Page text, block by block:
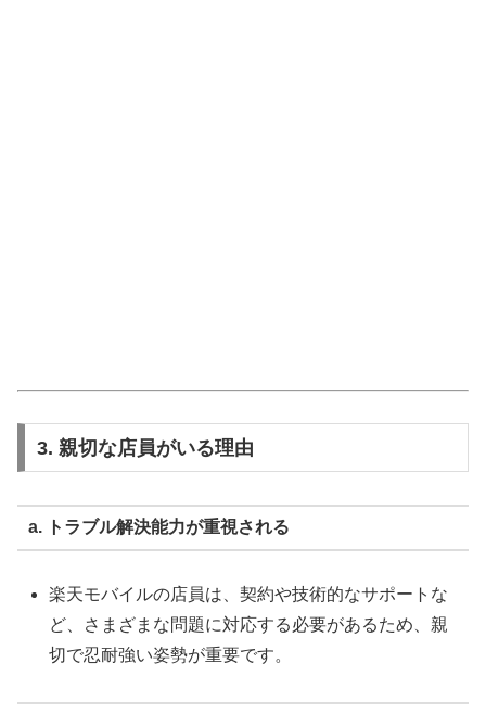
3. 親切な店員がいる理由
a. トラブル解決能力が重視される
楽天モバイルの店員は、契約や技術的なサポートな
ど、さまざまな問題に対応する必要があるため、親
切で忍耐強い姿勢が重要です。